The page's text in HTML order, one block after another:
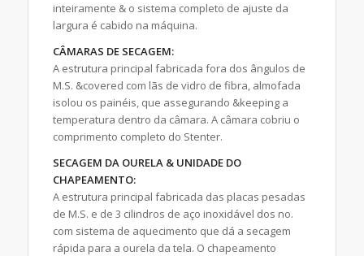
inteiramente & o sistema completo de ajuste da
largura é cabido na máquina.
CÂMARAS DE SECAGEM:
A estrutura principal fabricada fora dos ângulos de
M.S. &covered com lãs de vidro de fibra, almofada
isolou os painéis, que assegurando &keeping a
temperatura dentro da câmara. A câmara cobriu o
comprimento completo do Stenter.
SECAGEM DA OURELA & UNIDADE DO
CHAPEAMENTO:
A estrutura principal fabricada das placas pesadas
de M.S. e de 3 cilindros de aço inoxidável dos no.
com sistema de aquecimento que dá a secagem
rápida para a ourela da tela. O chapeamento